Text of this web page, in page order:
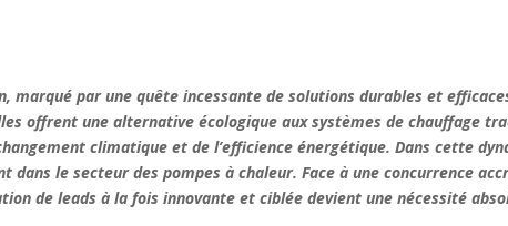
marqué par une quête incessante de solutions durables et
offrent une alternative écologique aux systèmes de chauffage
climatique et de l’efficience énergétique. Dans cette
le secteur des pompes à chaleur. Face à une concurrence
de leads à la fois innovante et ciblée devient une nécessité